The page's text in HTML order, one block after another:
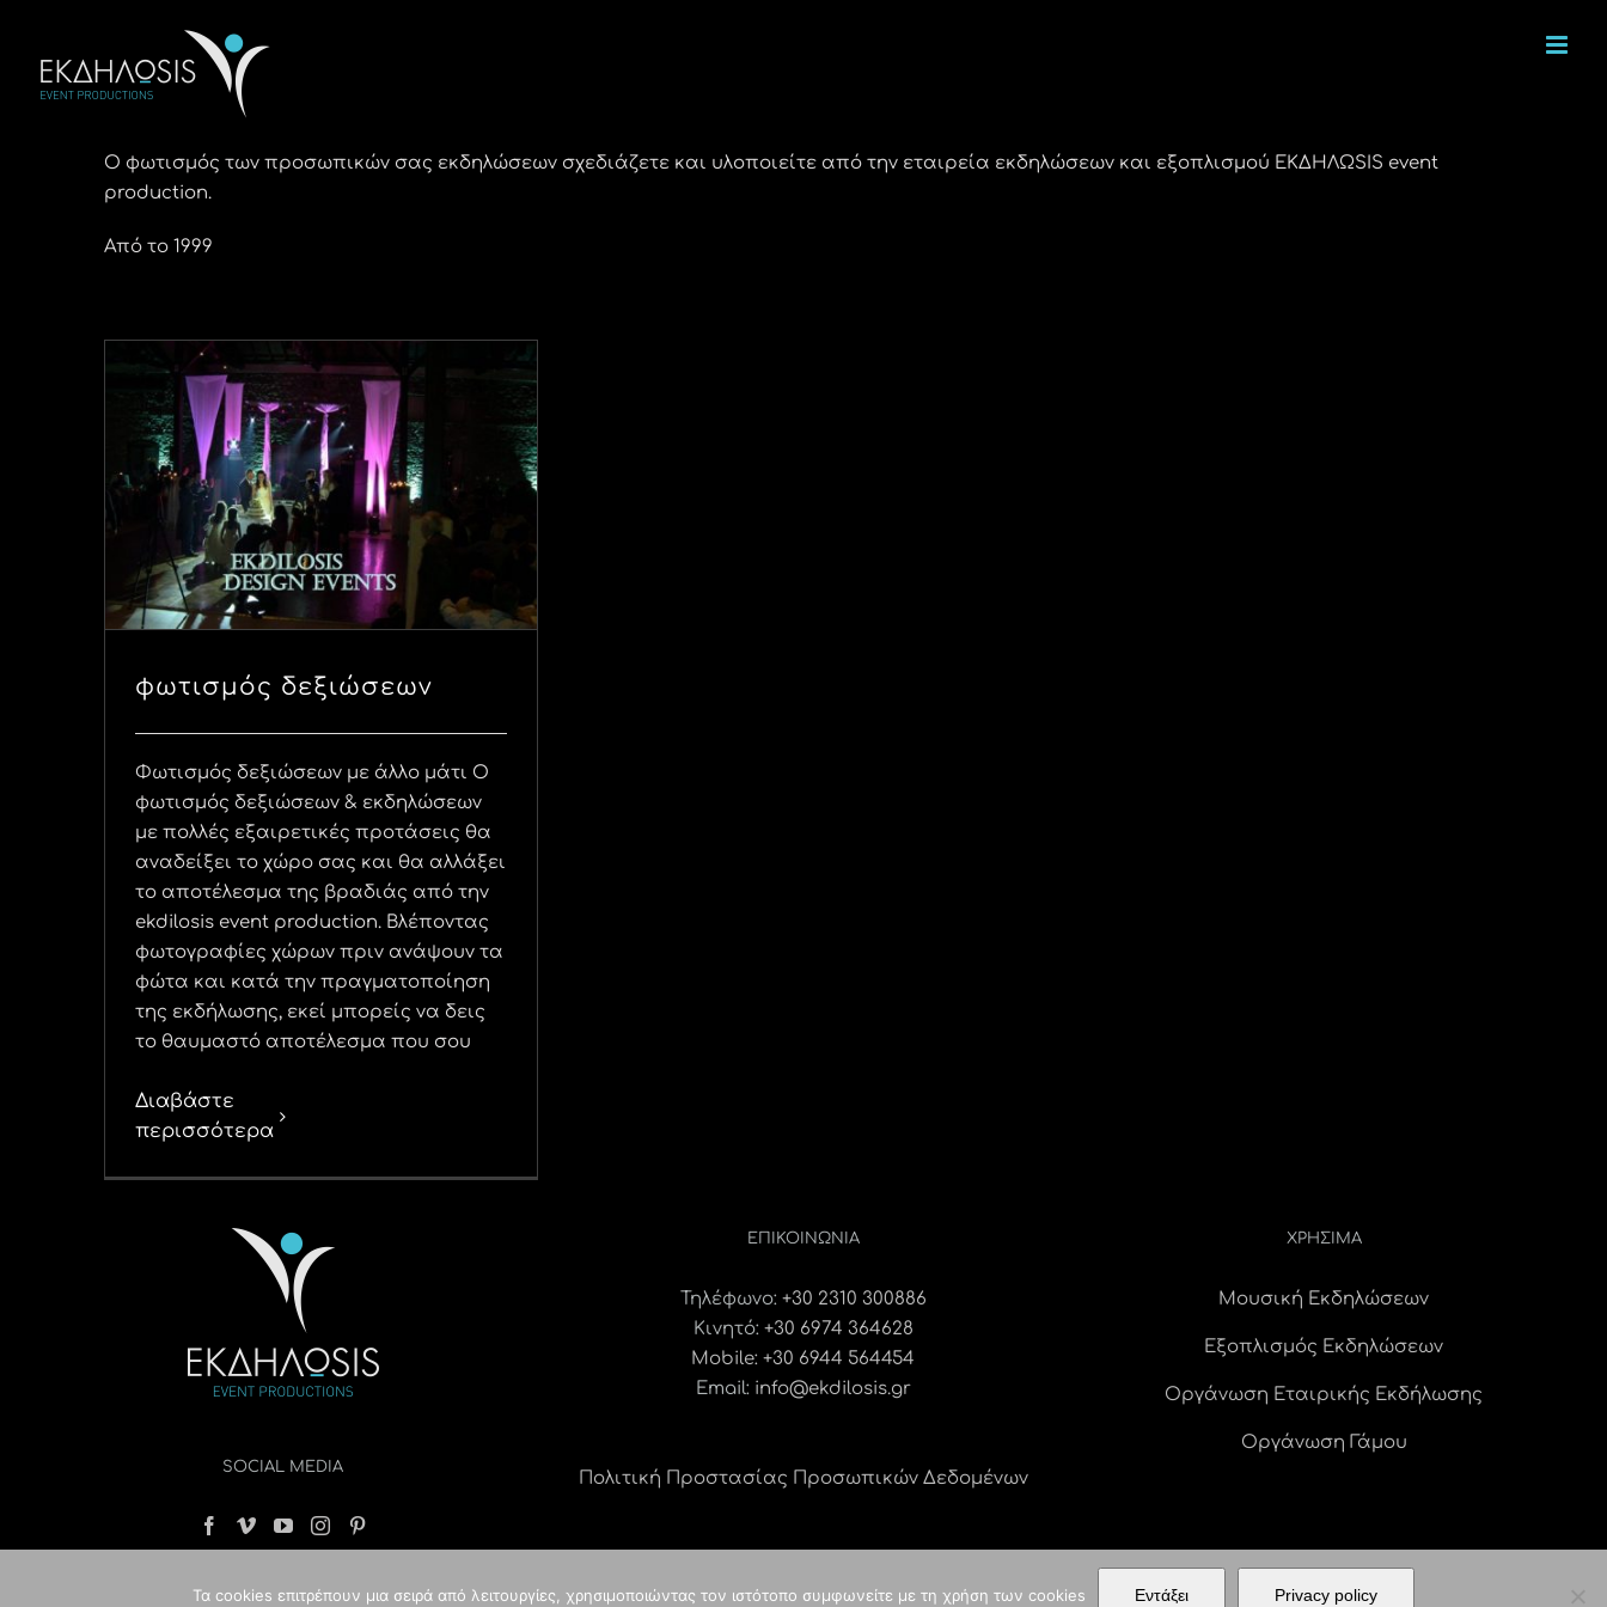
περιεχόμενο
Ο φωτισμός των προσωπικών σας εκδηλώσεων σχεδιάζετε και υλοποιείτε από την εταιρεία εκδηλώσεων και εξοπλισμού ΕΚΔΗΛΩSIS event
production.
Από το 1999
φωτισμός δεξιώσεων
Φωτισμός δεξιώσεων με άλλο μάτι Ο
φωτισμός δεξιώσεων & εκδηλώσεων
με πολλές εξαιρετικές προτάσεις θα
αναδείξει το χώρο σας και θα αλλάξει
το αποτέλεσμα της βραδιάς από την
ekdilosis event production. Βλέποντας
φωτογραφίες χώρων πριν ανάψουν τα
φώτα και κατά την πραγματοποίηση
της εκδήλωσης, εκεί μπορείς να δεις
το θαυμαστό αποτέλεσμα που σου
Διαβάστε
περισσότερα
SOCIAL MEDIA
ΕΠΙΚΟΙΝΩΝΊΑ
Τηλέφωνο: +30 2310 300886
Κινητό: +30 6974 364628
Mobile: +30 6944 564454
Email: info@ekdilosis.gr
Πολιτική Προστασίας Προσωπικών Δεδομένων
ΧΡΗΣΙΜΑ
Μουσική Εκδηλώσεων
Εξοπλισμός Εκδηλώσεων
Οργάνωση Εταιρικής Εκδήλωσης
Οργάνωση Γάμου
© Copyright 2026 idees digital agencyκατασκευή ιστοσελίδας | ALL RIGHTS RESERVED |
Τα cookies επιτρέπουν μια σειρά από λειτουργίες, χρησιμοποιώντας τον ιστότοπο συμφωνείτε με τη χρήση των cookies Εντάξει Privacy policy